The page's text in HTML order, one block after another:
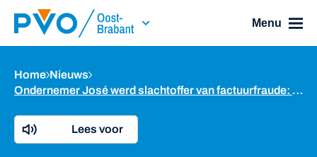
Skip Navigation or Skip to Content
Menu
Home
Nieuws
Ondernemer José werd slachtoffer van factuurfraude: klant betaalde een hacker in plaats van haar
Lees voor